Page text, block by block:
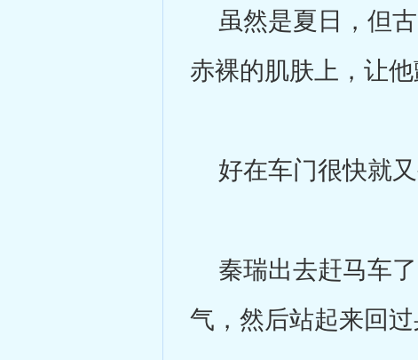
虽然是夏日，但
赤裸的肌肤上，让他
好在车门很快就又
秦瑞出去赶马车
气，然后站起来回过